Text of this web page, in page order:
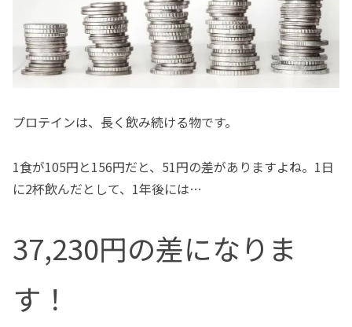
プロテインは、長く飲み続ける物です。
1食が105円と156円だと、51円の差がありますよね。1日
に2杯飲んだとして、1年後には…
37,230円の差になりま
す！